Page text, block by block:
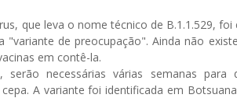
que leva o nome técnico de B.1.1.529,
"variante de preocupação". Ainda não
em contê-la.
serão necessárias várias semanas
A variante foi identificada em